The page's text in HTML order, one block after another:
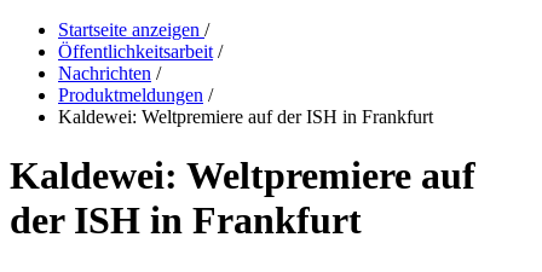
Startseite anzeigen /
Öffentlichkeitsarbeit /
Nachrichten /
Produktmeldungen /
Kaldewei: Weltpremiere auf der ISH in Frankfurt
Kaldewei: Weltpremiere auf
der ISH in Frankfurt